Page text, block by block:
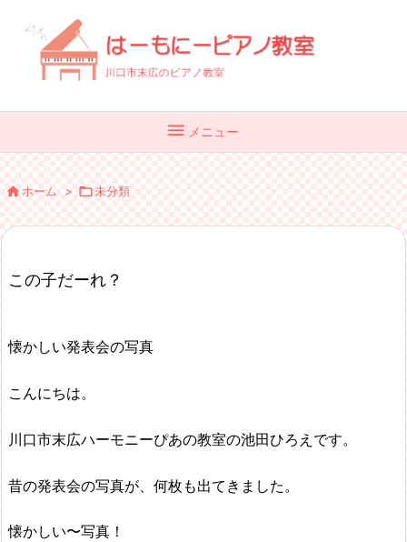
 メニュー
ホーム > 未分類
この子だーれ？
懐かしい発表会の写真
こんにちは。
川口市末広ハーモニーぴあの教室の池田ひろえです。
昔の発表会の写真が、何枚も出てきました。
懐かしい〜写真！